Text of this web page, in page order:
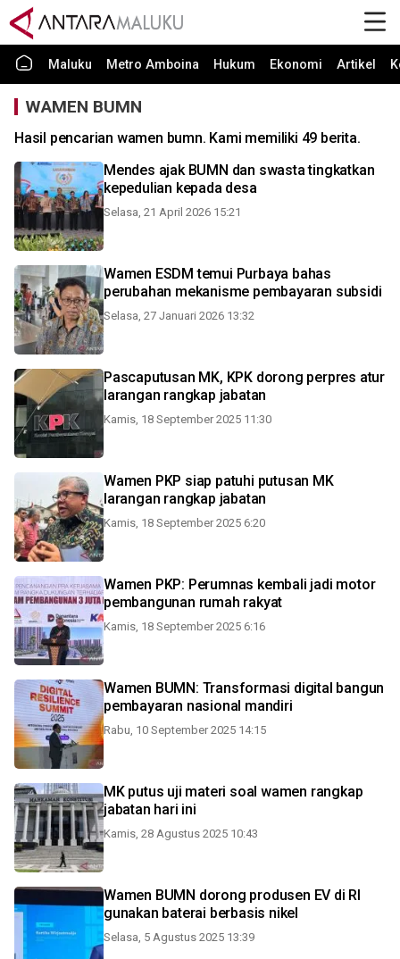
Maluku Metro Amboina Hukum Ekonomi Artikel
WAMEN BUMN
Hasil pencarian wamen bumn. Kami memiliki 49 berita.
Mendes ajak BUMN dan swasta tingkatkan
kepedulian kepada desa
Selasa, 21 April 2026 15:21
Wamen ESDM temui Purbaya bahas
perubahan mekanisme pembayaran subsidi
Selasa, 27 Januari 2026 13:32
Pascaputusan MK, KPK dorong perpres atur
larangan rangkap jabatan
Kamis, 18 September 2025 11:30
Wamen PKP siap patuhi putusan MK
larangan rangkap jabatan
Kamis, 18 September 2025 6:20
Wamen PKP: Perumnas kembali jadi motor
pembangunan rumah rakyat
Kamis, 18 September 2025 6:16
Wamen BUMN: Transformasi digital bangun
pembayaran nasional mandiri
Rabu, 10 September 2025 14:15
MK putus uji materi soal wamen rangkap
jabatan hari ini
Kamis, 28 Agustus 2025 10:43
Wamen BUMN dorong produsen EV di RI
gunakan baterai berbasis nikel
Selasa, 5 Agustus 2025 13:39